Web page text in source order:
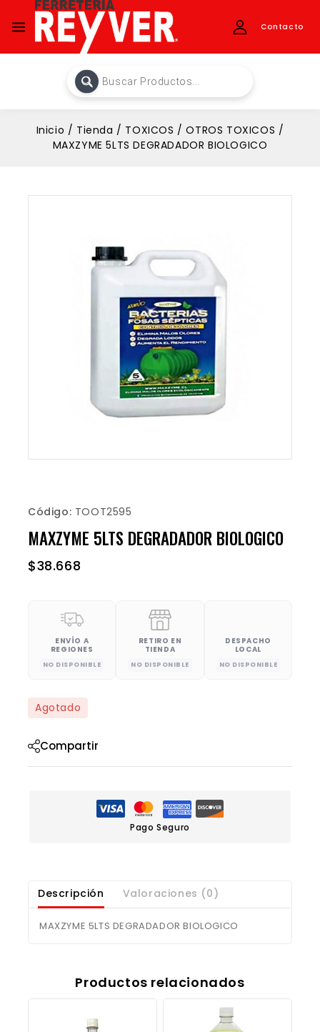
Contacto
Inicio / Tienda / TOXICOS / OTROS TOXICOS /
MAXZYME 5LTS DEGRADADOR BIOLOGICO
Código: TOOT2595
MAXZYME 5LTS DEGRADADOR BIOLOGICO
$38.668
ENVÍO A
REGIONES
NO DISPONIBLE
RETIRO EN
TIENDA
NO DISPONIBLE
DESPACHO
LOCAL
NO DISPONIBLE
Agotado
Compartir
Pago Seguro
Descripción Valoraciones (0)
MAXZYME 5LTS DEGRADADOR BIOLOGICO
Productos relacionados